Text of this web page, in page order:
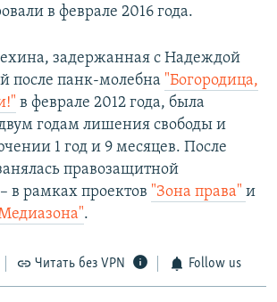
в феврале 2016 года.
задержанная с Надеждой
после панк-молебна "Богородица,
в феврале 2012 года, была
годам лишения свободы и
1 год и 9 месяцев. После
правозащитной
в рамках проектов "Зона права" и
.
Читать без VPN Follow us